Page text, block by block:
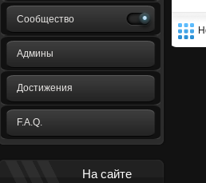
Сообщество
Админы
Достижения
F.A.Q.
На сайте